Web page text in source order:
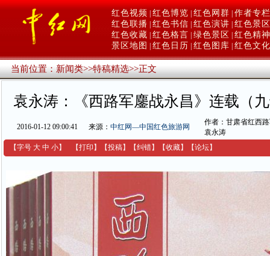
红色视频 红色博览 红色网群 作者专栏
红色联播 红色书信 红色演讲 红色景区
红色收藏 红色格言 绿色景区
红色精神
景区地图
红色日历 红色图库 红色文化
当前位置：新闻类>>特稿精选>>正文
袁永涛：《西路军鏖战永昌》连载（
2016-01-12 09:00:41 来源： 中红网—中国红色旅游网
作者：甘肃省红西
袁永涛
【字号 大 中 小】 【打印 】 【投稿】 【纠错】 【收藏】 【论坛】